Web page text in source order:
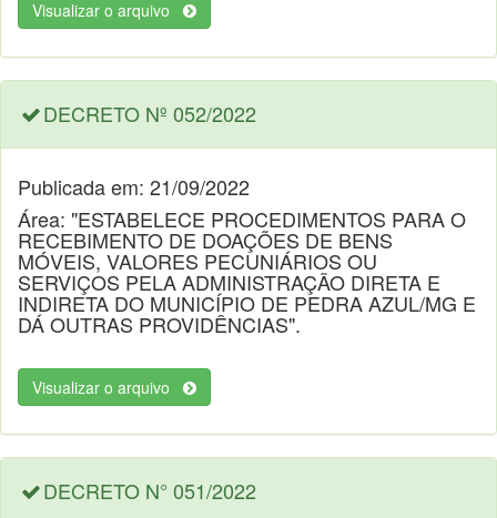
Visualizar o arquivo
DECRETO Nº 052/2022
Publicada em: 21/09/2022
Área: "ESTABELECE PROCEDIMENTOS PARA O
RECEBIMENTO DE DOAÇÕES DE BENS
MÓVEIS, VALORES PECUNIÁRIOS OU
SERVIÇOS PELA ADMINISTRAÇÃO DIRETA E
INDIRETA DO MUNICÍPIO DE PEDRA AZUL/MG E
DÁ OUTRAS PROVIDÊNCIAS".
Visualizar o arquivo
DECRETO N° 051/2022